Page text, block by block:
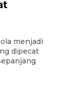
menjadi
dipecat